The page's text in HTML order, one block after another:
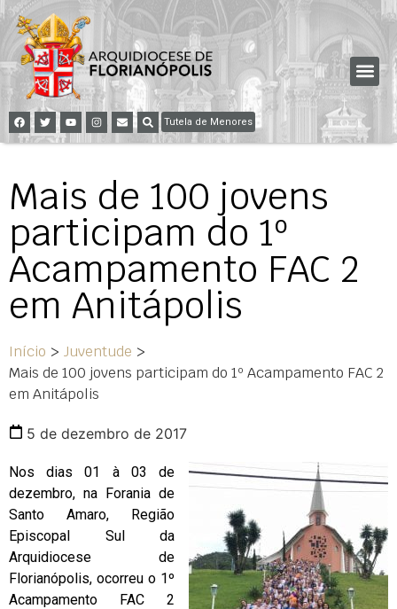
Tutela de Menores
Mais de 100 jovens
participam do 1º
Acampamento FAC 2
em Anitápolis
Início > Juventude >
Mais de 100 jovens participam do 1º Acampamento FAC 2
em Anitápolis
5 de dezembro de 2017
Nos dias 01 à 03 de
dezembro, na Forania de
Santo Amaro, Região
Episcopal Sul da
Arquidiocese de
Florianópolis, ocorreu o 1º
Acampamento FAC 2